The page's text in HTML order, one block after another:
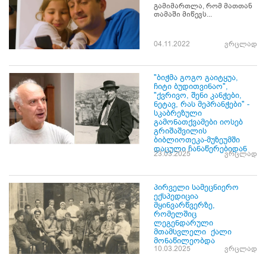
გამიმართლა, რომ მათთან
თამაში მიწევს...
04.11.2022 ვრცლად
"ბიჭმა გოგო გაიტყუა,
ჩიტი ბუდითვინაო",
"ქვრივო, შენი კანჭები,
ნეტავ, რას მეპრანჭები" -
სკაბრეზული
გამონათქვამები იოსებ
გრიშაშვილის
ბიბლიოთეკა-მუზეუმში
დაცული ჩანაწერებიდან
23.03.2025 ვრცლად
პირველი სამეცნიერო
ექსპედიცია
მყინვარწვერზე,
რომელშიც
ლეგენდარული
მთამსვლელი ქალი
მონაწილეობდა
10.03.2025 ვრცლად